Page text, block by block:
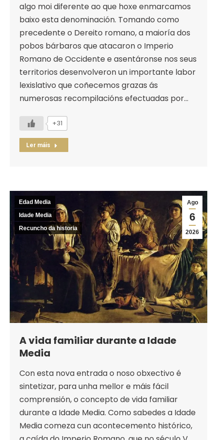
algo moi diferente ao que hoxe enmarcamos
baixo esta denominación. Tomando como
precedente o Dereito romano, a maioría dos
pobos bárbaros que atacaron o Imperio
Romano de Occidente e asentáronse nos seus
territorios desenvolveron un importante labor
lexislativo que coñecemos grazas ás
numerosas recompilacións efectuadas por…
+31
Ler máis
Ago
6
2026
Edad Media
Idade Media
Recuncho da historia
A vida familiar durante a Idade
Media
Con esta nova entrada o noso obxectivo é
sintetizar, para unha mellor e máis fácil
comprensión, o concepto de vida familiar
durante a Idade Media. Como sabedes a Idade
Media comeza cun acontecemento histórico,